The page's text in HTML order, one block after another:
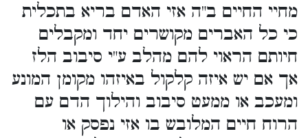
מחיי החיים ב"ה אזי האדם בריא בתכלית
כי כל האברים מקושרים יחד ומקבלים
חיותם הראוי להם מהלב ע"י סיבוב הלז
אך אם יש איזה קלקול באיזהו מקומן המונע
ומעכב או ממעט סיבוב והילוך הדם עם
הרוח חיים המלובש בו אזי נפסק או